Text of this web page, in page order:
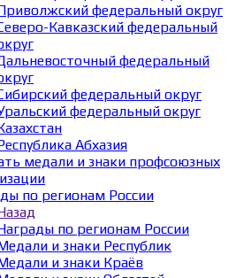
федеральный округ
Кавказский федеральный
федеральный
федеральный округ
федеральный округ
Абхазия
медали и знаки профсоюзных
по регионам России
по регионам России
и знаки Республик
и знаки Краёв